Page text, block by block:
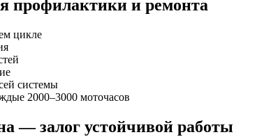
профилактики и ремонта
цикле
системы
2000–3000 моточасов
— залог устойчивой работы